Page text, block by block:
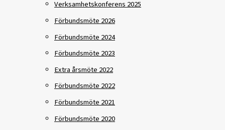
Verksamhetskonferens 2025
Förbundsmöte 2026
Förbundsmöte 2024
Förbundsmöte 2023
Extra årsmöte 2022
Förbundsmöte 2022
Förbundsmöte 2021
Förbundsmöte 2020